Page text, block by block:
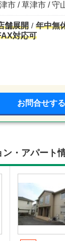
市 / 草津市 / 守
舗展開 年中無
対応可
お問合せする
・アパート